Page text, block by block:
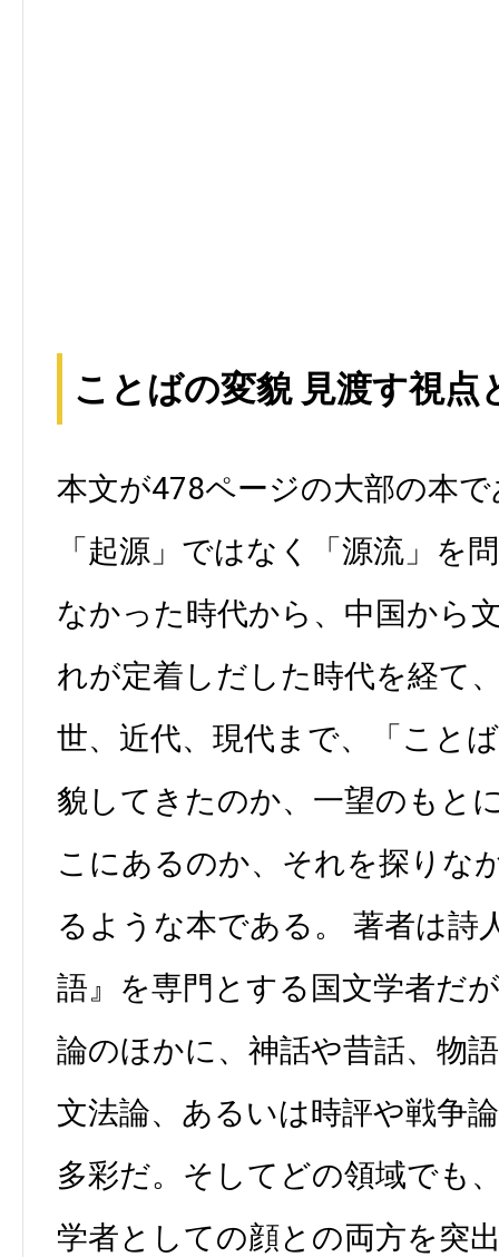
ことばの変貌 見渡す視点
本文が478ページの大部の本
「起源」ではなく「源流」を
なかった時代から、中国から
れが定着しだした時代を経て
世、近代、現代まで、「こと
貌してきたのか、一望のもと
こにあるのか、それを探りな
るような本である。 著者は詩
語』を専門とする国文学者だ
論のほかに、神話や昔話、物
文法論、あるいは時評や戦争
多彩だ。そしてどの領域でも
学者としての顔との両方を突